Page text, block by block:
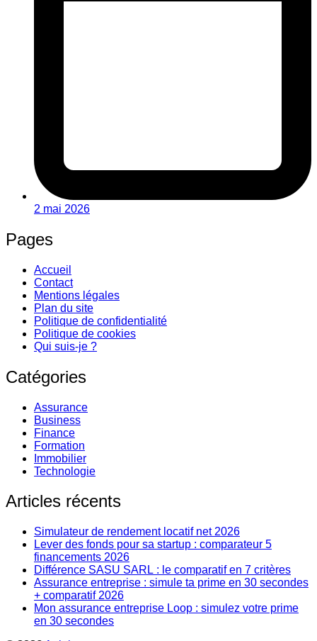
2 mai 2026
Pages
Accueil
Contact
Mentions légales
Plan du site
Politique de confidentialité
Politique de cookies
Qui suis-je ?
Catégories
Assurance
Business
Finance
Formation
Immobilier
Technologie
Articles récents
Simulateur de rendement locatif net 2026
Lever des fonds pour sa startup : comparateur 5
financements 2026
Différence SASU SARL : le comparatif en 7 critères
Assurance entreprise : simule ta prime en 30 secondes
+ comparatif 2026
Mon assurance entreprise Loop : simulez votre prime
en 30 secondes